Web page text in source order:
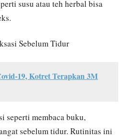
susu atau teh herbal bisa
Sebelum Tidur
19, Kotret Terapkan 3M
seperti membaca buku,
sebelum tidur. Rutinitas ini